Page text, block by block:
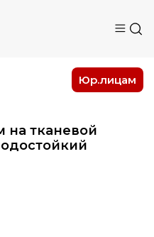
Юр.лицам
на тканевой